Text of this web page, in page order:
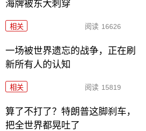
海牌被东大刺穿
相关 阅读 16626
一场被世界遗忘的战争，正在刷
新所有人的认知
相关 阅读 15819
算了不打了？特朗普这脚刹车，
把全世界都晃吐了